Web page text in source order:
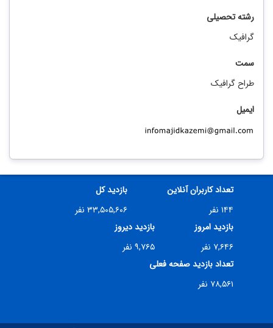
رشته تحصیلی
گرافیک
سمت
طراح گرافیک
ایمیل
تعداد کاربران آنلاین
۱۴۴ نفر
بازدید کل
۳۳,۵۰۵,۶۰۶ نفر
بازدید امروز
۷,۶۴۶ نفر
بازدید دیروز
۹,۷۶۵ نفر
تعداد بازدید صفحه فعلی
۷۸,۵۶۱ نفر